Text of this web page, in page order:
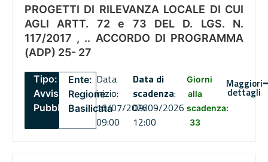
PROGETTI DI RILEVANZA LOCALE DI CUI
AGLI ARTT. 72 e 73 DEL D. LGS. N.
117/2017 , .. ACCORDO DI PROGRAMMA
(ADP) 25- 27
Tipo:
Avviso
Pubblico
Ente:
Regione
Basilicata
Data
inizio:
16/07/2026
09:00
Data di
scadenza:
09/09/2026
12:00
Giorni
alla
scadenza:
33
Maggiori
dettagli